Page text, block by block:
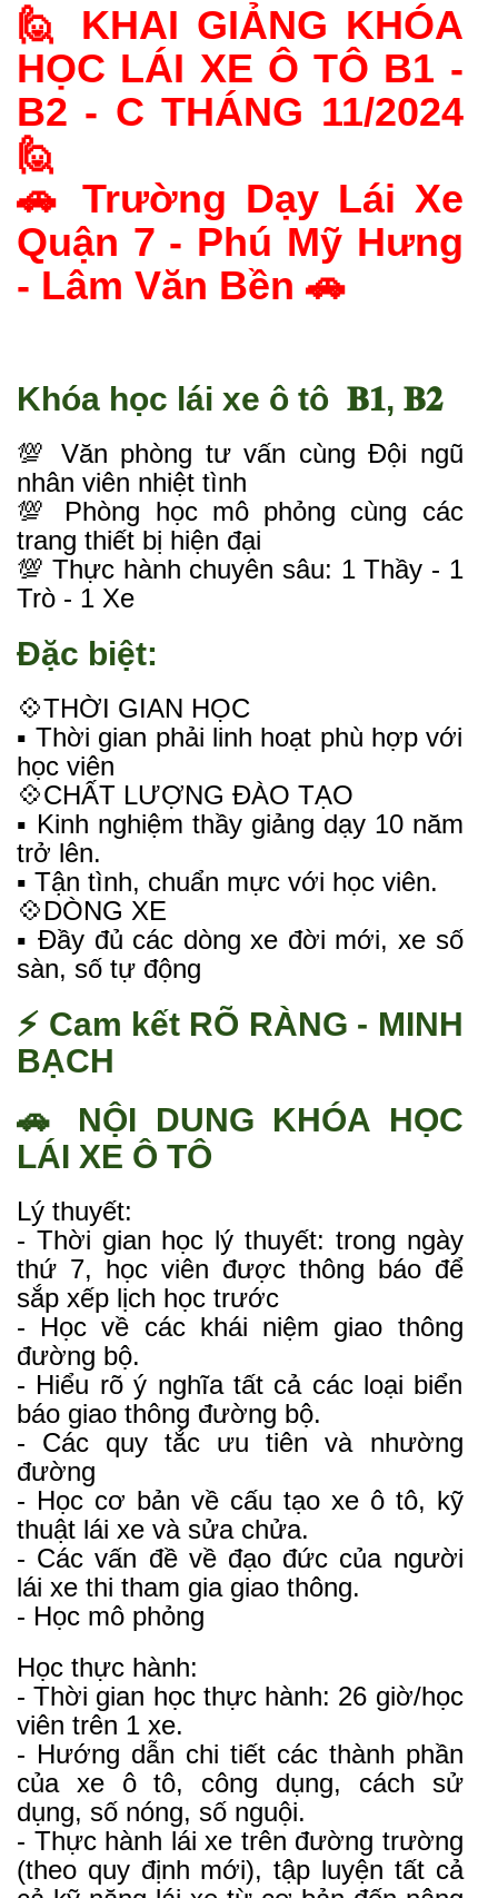
🙋 KHAI GIẢNG KHÓA
HỌC LÁI XE Ô TÔ B1 -
B2 - C THÁNG 11/2024
🙋
🚗 Trường Dạy Lái Xe
Quận 7 - Phú Mỹ Hưng
- Lâm Văn Bền 🚗
Khóa học lái xe ô tô 𝐁𝟏, 𝐁𝟐
💯 Văn phòng tư vấn cùng Đội ngũ
nhân viên nhiệt tình
💯 Phòng học mô phỏng cùng các
trang thiết bị hiện đại
💯 Thực hành chuyên sâu: 1 Thầy - 1
Trò - 1 Xe
Đặc biệt:
💠THỜI GIAN HỌC
▪️ Thời gian phải linh hoạt phù hợp với
học viên
💠CHẤT LƯỢNG ĐÀO TẠO
▪️ Kinh nghiệm thầy giảng dạy 10 năm
trở lên.
▪️ Tận tình, chuẩn mực với học viên.
💠DÒNG XE
▪️ Đầy đủ các dòng xe đời mới, xe số
sàn, số tự động
⚡ Cam kết RÕ RÀNG - MINH
BẠCH
🚗 NỘI DUNG KHÓA HỌC
LÁI XE Ô TÔ
Lý thuyết:
- Thời gian học lý thuyết: trong ngày
thứ 7, học viên được thông báo để
sắp xếp lịch học trước
- Học về các khái niệm giao thông
đường bộ.
- Hiểu rõ ý nghĩa tất cả các loại biển
báo giao thông đường bộ.
- Các quy tắc ưu tiên và nhường
đường
- Học cơ bản về cấu tạo xe ô tô, kỹ
thuật lái xe và sửa chửa.
- Các vấn đề về đạo đức của người
lái xe thi tham gia giao thông.
- Học mô phỏng
Học thực hành:
- Thời gian học thực hành: 26 giờ/học
viên trên 1 xe.
- Hướng dẫn chi tiết các thành phần
của xe ô tô, công dụng, cách sử
dụng, số nóng, số nguội.
- Thực hành lái xe trên đường trường
(theo quy định mới), tập luyện tất cả